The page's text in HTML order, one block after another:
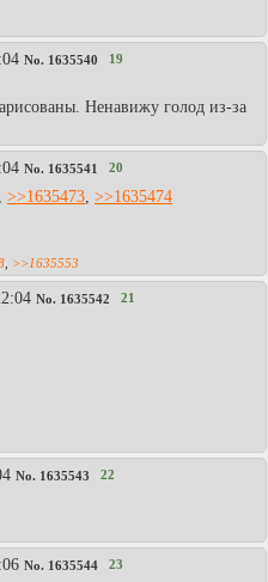
No. 1635540 19
Ненавижу голод из-за
No. 1635541 20
>>1635473 >>1635474
>>1635553
No. 1635542 21
No. 1635543 22
No. 1635544 23